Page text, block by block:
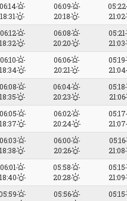
06:14
18:31
06:09
20:18
05:22
21:02
06:12
18:32
06:08
20:20
05:21
21:03
06:10
18:34
06:06
20:21
05:19
21:04
06:08
18:35
06:04
20:23
05:18
21:06
06:05
18:37
06:02
20:24
05:17
21:07
06:03
18:38
06:00
20:26
05:16
21:08
06:01
18:40
05:58
20:28
05:15
21:09
05:56
05:15